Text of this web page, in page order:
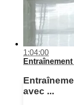
1:04:00
avec ...